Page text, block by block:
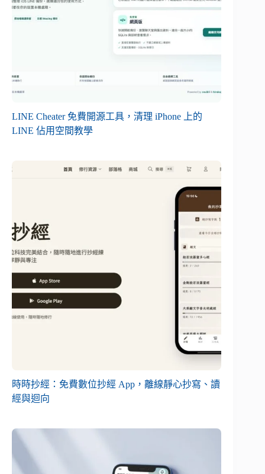
LINE Cheater 免費開源工具，清理 iPhone 上的
LINE 佔用空間教學
時時抄經：免費數位抄經 App，離線靜心抄寫、讀
經與迴向